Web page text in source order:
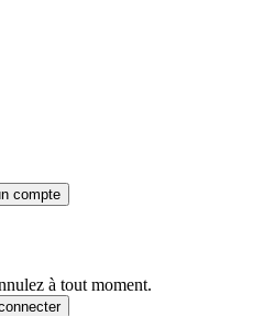
compte
à tout moment.